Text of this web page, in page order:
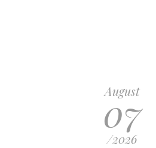
August
07
/2026